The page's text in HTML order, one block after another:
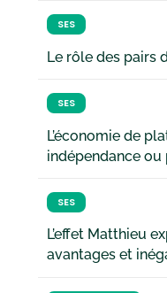
SES
Le rôle des pairs
SES
L’économie de
indépendance ou
SES
L’effet Matthieu
avantages et